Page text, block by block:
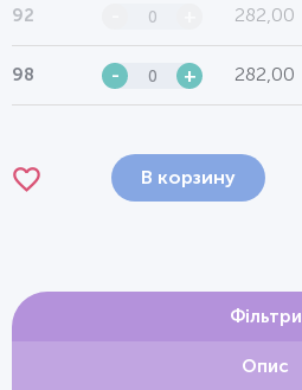
92 282,00
98 - + 282,00
В корзину
Фільтри
Опис